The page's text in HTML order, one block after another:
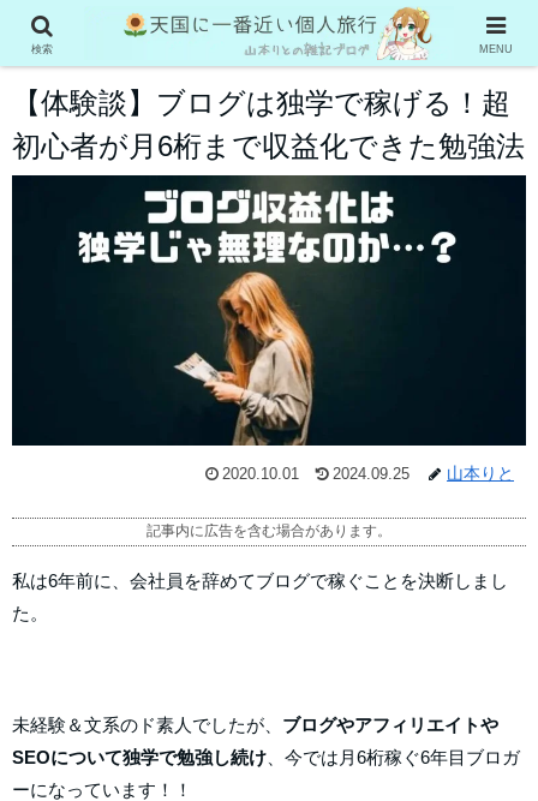
雑記ブログで稼ぐ
【体験談】ブログは独学で稼げる！超
初心者が月6桁まで収益化できた勉強法
2020.10.01 2024.09.25 山本りと
記事内に広告を含む場合があります。
私は6年前に、会社員を辞めてブログで稼ぐことを決断しまし
た。
未経験＆文系のド素人でしたが、 ブログやアフィリエイトや
SEOについて独学で勉強し続け 、今では月6桁稼ぐ6年目ブロガ
ーになっています！！
検索 MENU